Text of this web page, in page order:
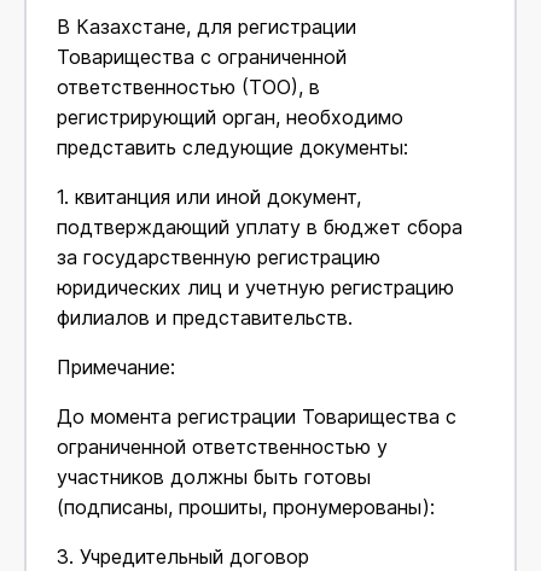
В Казахстане, для регистрации
Товарищества с ограниченной
ответственностью (ТОО), в
регистрирующий орган, необходимо
представить следующие документы:
1. квитанция или иной документ,
подтверждающий уплату в бюджет сбора
за государственную регистрацию
юридических лиц и учетную регистрацию
филиалов и представительств.
Примечание:
До момента регистрации Товарищества с
ограниченной ответственностью у
участников должны быть готовы
(подписаны, прошиты, пронумерованы):
3. Учредительный договор